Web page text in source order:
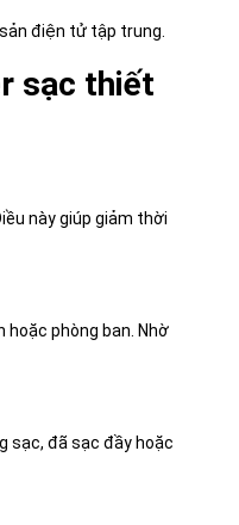
điện tử tập trung.
sạc thiết
này giúp giảm thời
phòng ban. Nhờ
sạc, đã sạc đầy hoặc